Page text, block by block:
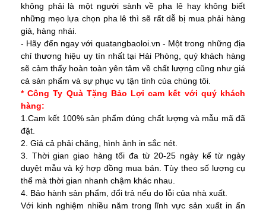
không phải là một người sành về pha lê hay không biết
những mẹo lựa chọn pha lê thì sẽ rất dễ bị mua phải hàng
giả, hàng nhái.
- Hãy đến ngay với quatangbaoloi.vn - Một trong những địa
chỉ thương hiệu uy tín nhất tại Hải Phòng, quý khách hàng
sẽ cảm thấy hoàn toàn yên tâm về chất lượng cũng như giá
cả sản phẩm và sự phục vụ tận tình của chúng tôi.
* Công Ty Quà Tặng Bảo Lợi cam kết với quý khách
hàng:
1.Cam kết 100% sản phẩm đúng chất lượng và mẫu mã đã
đặt.
2. Giá cả phải chăng, hình ảnh in sắc nét.
3. Thời gian giao hàng tối đa từ 20-25 ngày kể từ ngày
duyệt mẫu và ký hợp đồng mua bán. Tùy theo số lượng cụ
thể mà thời gian nhanh chậm khác nhau.
4. Bảo hành sản phẩm, đổi trả nếu do lỗi của nhà xuất.
Với kinh nghiệm nhiều năm trong lĩnh vực sản xuất in ấn